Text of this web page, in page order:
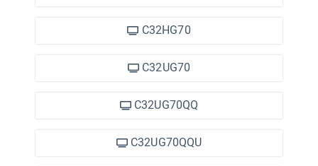
C32HG70
C32UG70
C32UG70QQ
C32UG70QQU